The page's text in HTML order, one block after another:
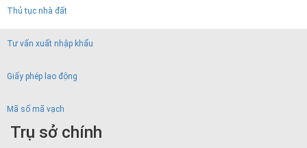
Thủ tục nhà đất
Tư vấn xuất nhập khẩu
Giấy phép lao động
Mã số mã vạch
Trụ sở chính